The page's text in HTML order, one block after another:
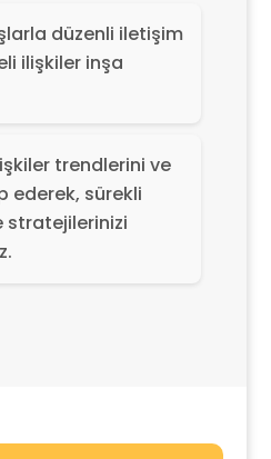
düzenli iletişim
ilişkiler inşa
trendlerini ve
ederek, sürekli
stratejilerinizi